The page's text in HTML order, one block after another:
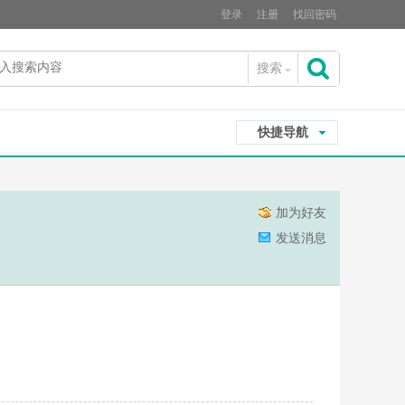
登录 注册 找回密码
搜索
快捷导航
加为好友
发送消息